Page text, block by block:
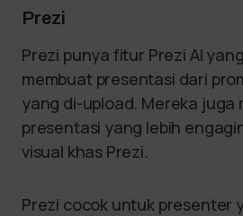
Prezi
Prezi punya fitur Prezi AI
membuat presentasi dari
yang di-upload. Mereka juga
presentasi yang lebih
visual khas Prezi.
Prezi cocok untuk presenter